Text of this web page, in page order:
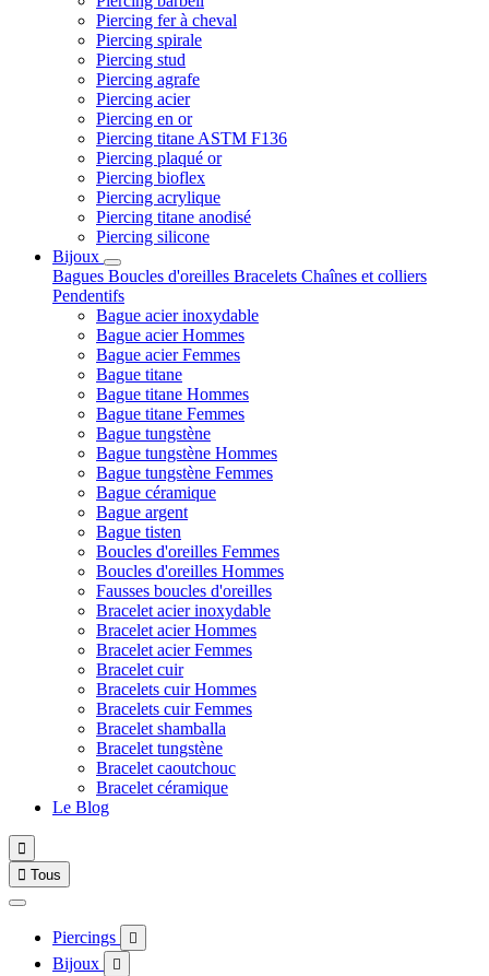
Piercing fer à cheval
Piercing spirale
Piercing stud
Piercing agrafe
Piercing acier
Piercing en or
Piercing titane ASTM F136
Piercing plaqué or
Piercing bioflex
Piercing acrylique
Piercing titane anodisé
Piercing silicone
Bijoux
Bagues Boucles d'oreilles Bracelets Chaînes et colliers
Pendentifs
Bague acier inoxydable
Bague acier Hommes
Bague acier Femmes
Bague titane
Bague titane Hommes
Bague titane Femmes
Bague tungstène
Bague tungstène Hommes
Bague tungstène Femmes
Bague céramique
Bague argent
Bague tisten
Boucles d'oreilles Femmes
Boucles d'oreilles Hommes
Fausses boucles d'oreilles
Bracelet acier inoxydable
Bracelet acier Hommes
Bracelet acier Femmes
Bracelet cuir
Bracelets cuir Hommes
Bracelets cuir Femmes
Bracelet shamballa
Bracelet tungstène
Bracelet caoutchouc
Bracelet céramique
Le Blog

 Tous
Piercings 
Bijoux 